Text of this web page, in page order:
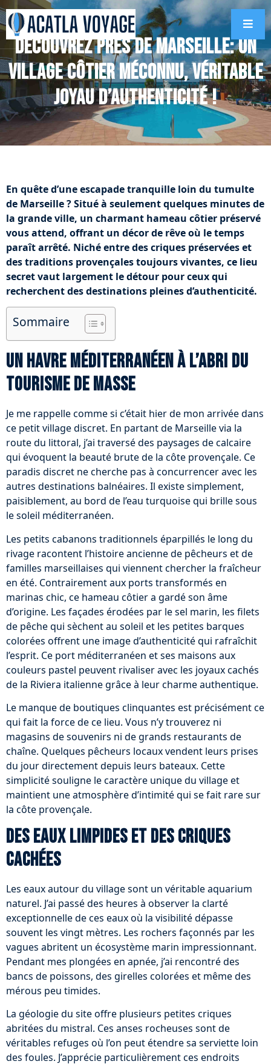
Découvrez près de Marseille: Un
village côtier méconnu, véritable
joyau d’authenticité !
En quête d’une escapade tranquille loin du tumulte
de Marseille ? Situé à seulement quelques minutes de
la grande ville, un charmant hameau côtier préservé
vous attend, offrant un décor de rêve où le temps
paraît arrêté. Niché entre des criques préservées et
des traditions provençales toujours vivantes, ce lieu
secret vaut largement le détour pour ceux qui
recherchent des destinations pleines d’authenticité.
Sommaire
Un havre méditerranéen à l’abri du
tourisme de masse
Je me rappelle comme si c’était hier de mon arrivée dans
ce petit village discret. En partant de Marseille via la
route du littoral, j’ai traversé des paysages de calcaire
qui évoquent la beauté brute de la côte provençale. Ce
paradis discret ne cherche pas à concurrencer avec les
autres destinations balnéaires. Il existe simplement,
paisiblement, au bord de l’eau turquoise qui brille sous
le soleil méditerranéen.
Les petits cabanons traditionnels éparpillés le long du
rivage racontent l’histoire ancienne de pêcheurs et de
familles marseillaises qui viennent chercher la fraîcheur
en été. Contrairement aux ports transformés en
marinas chic, ce hameau côtier a gardé son âme
d’origine. Les façades érodées par le sel marin, les filets
de pêche qui sèchent au soleil et les petites barques
colorées offrent une image d’authenticité qui rafraîchit
l’esprit. Ce port méditerranéen et ses maisons aux
couleurs pastel peuvent rivaliser avec les joyaux cachés
de la Riviera italienne grâce à leur charme authentique.
Le manque de boutiques clinquantes est précisément ce
qui fait la force de ce lieu. Vous n’y trouverez ni
magasins de souvenirs ni de grands restaurants de
chaîne. Quelques pêcheurs locaux vendent leurs prises
du jour directement depuis leurs bateaux. Cette
simplicité souligne le caractère unique du village et
maintient une atmosphère d’intimité qui se fait rare sur
la côte provençale.
Des eaux limpides et des criques
cachées
Les eaux autour du village sont un véritable aquarium
naturel. J’ai passé des heures à observer la clarté
exceptionnelle de ces eaux où la visibilité dépasse
souvent les vingt mètres. Les rochers façonnés par les
vagues abritent un écosystème marin impressionnant.
Pendant mes plongées en apnée, j’ai rencontré des
bancs de poissons, des girelles colorées et même des
mérous peu timides.
La géologie du site offre plusieurs petites criques
abritées du mistral. Ces anses rocheuses sont de
véritables refuges où l’on peut étendre sa serviette loin
des foules. J’apprécie particulièrement ces endroits